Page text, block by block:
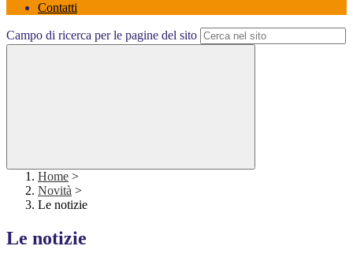
Contatti
Campo di ricerca per le pagine del sito
Home >
Novità >
Le notizie
Le notizie